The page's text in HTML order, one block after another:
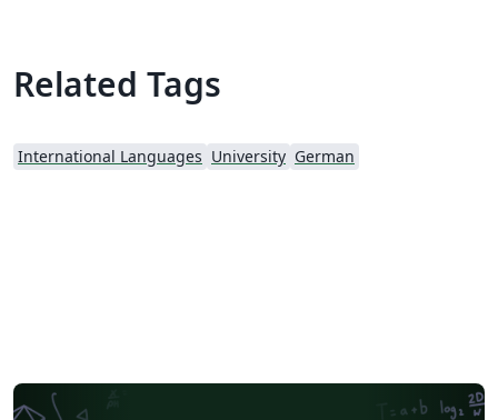
Related Tags
International Languages University German